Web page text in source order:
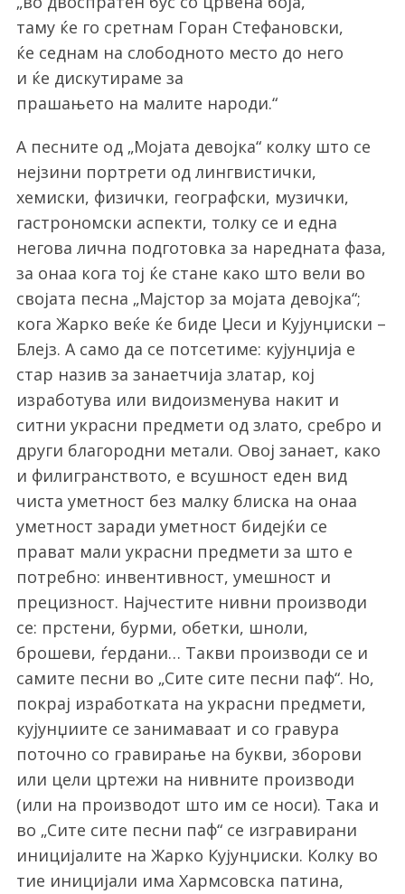
таму ќе го сретнам Горан Стефановски,
ќе седнам на слободното место до него
и ќе дискутираме за
прашањето на малите народи.“
А песните од „Мојата девојка“ колку што се
нејзини портрети од лингвистички,
хемиски, физички, географски, музички,
гастрономски аспекти, толку се и една
негова лична подготовка за наредната фаза,
за онаа кога тој ќе стане како што вели во
својата песна „Мајстор за мојата девојка“;
кога Жарко веќе ќе биде Џеси и Кујунџиски –
Блејз. А само да се потсетиме: кујунџија е
стар назив за занаетчија златар, кој
изработува или видоизменува накит и
ситни украсни предмети од злато, сребро и
други благородни метали. Овој занает, како
и филигранството, е всушност еден вид
чиста уметност без малку блиска на онаа
уметност заради уметност бидејќи се
прават мали украсни предмети за што е
потребно: инвентивност, умешност и
прецизност. Најчестите нивни производи
се: прстени, бурми, обетки, шноли,
брошеви, ѓердани… Такви производи се и
самите песни во „Сите сите песни паф“. Но,
покрај изработката на украсни предмети,
кујунџиите се занимаваат и со гравура
поточно со гравирање на букви, зборови
или цели цртежи на нивните производи
(или на производот што им се носи). Така и
во „Сите сите песни паф“ се изгравирани
иницијалите на Жарко Кујунџиски. Колку во
тие иницијали има Хармсовска патина,